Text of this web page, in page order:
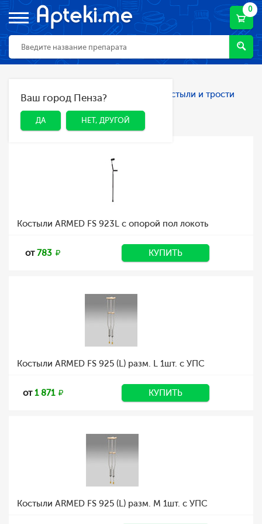
0
ДА НЕТ, ДРУГОЙ
Ваш город Пенза?
ДА НЕТ, ДРУГОЙ
Главная Каталог Ортопедия Костыли и трости
Костыли и трости
Костыли ARMED FS 923L с опорой пол локоть
от783 КУПИТЬ
Костыли ARMED FS 925 (L) разм. L 1шт. с УПС
от1 871 КУПИТЬ
Костыли ARMED FS 925 (L) разм. M 1шт. с УПС